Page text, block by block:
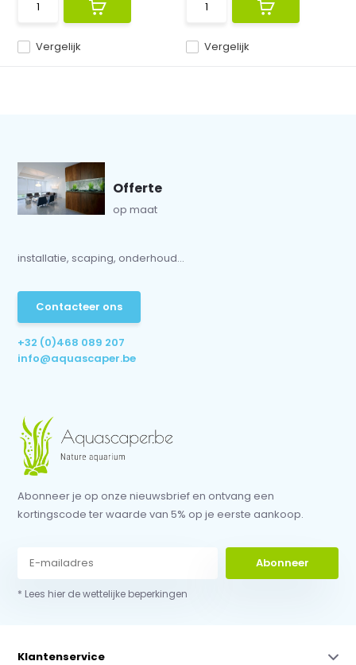
Vergelijk Vergelijk
Offerte
op maat
installatie, scaping, onderhoud...
Contacteer ons
+32 (0)468 089 207
info@aquascaper.be
Abonneer je op onze nieuwsbrief en ontvang een
kortingscode ter waarde van 5% op je eerste aankoop.
Abonneer
* Lees hier de wettelijke beperkingen
Klantenservice